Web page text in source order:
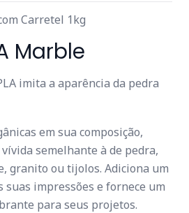
Carretel 1kg
Marble
imita a aparência da pedra
em sua composição,
semelhante à de pedra,
granito ou tijolos. Adiciona um
suas impressões e fornece um
para seus projetos.